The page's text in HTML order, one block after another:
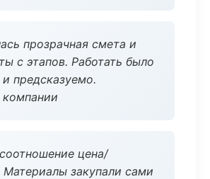
прозрачная смета и
с этапов. Работать было
предсказуемо.
цена/
Материалы закупали сами